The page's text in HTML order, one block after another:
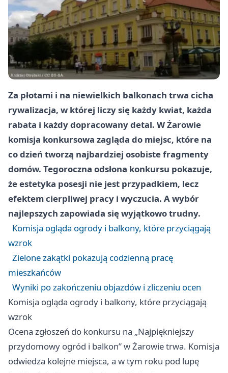
Za płotami i na niewielkich balkonach trwa cicha
rywalizacja, w której liczy się każdy kwiat, każda
rabata i każdy dopracowany detal. W Żarowie
komisja konkursowa zagląda do miejsc, które na
co dzień tworzą najbardziej osobiste fragmenty
domów. Tegoroczna odsłona konkursu pokazuje,
że estetyka posesji nie jest przypadkiem, lecz
efektem cierpliwej pracy i wyczucia. A wybór
najlepszych zapowiada się wyjątkowo trudny.
Komisja ogląda ogrody i balkony, które przyciągają
wzrok
Zielone zakątki pokazują codzienną pracę
mieszkańców
Wyniki po zakończeniu objazdów i zliczeniu ocen
Komisja ogląda ogrody i balkony, które przyciągają
wzrok
Ocena zgłoszeń do konkursu na „Najpiękniejszy
przydomowy ogród i balkon” w Żarowie trwa. Komisja
odwiedza kolejne miejsca, a w tym roku pod lupę